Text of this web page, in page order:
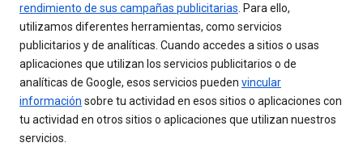
rendimiento de sus campañas publicitarias . Para ello,
utilizamos diferentes herramientas, como servicios
publicitarios y de analíticas. Cuando accedes a sitios o usas
aplicaciones que utilizan los servicios publicitarios o de
analíticas de Google, esos servicios pueden vincular
información sobre tu actividad en esos sitios o aplicaciones con
tu actividad en otros sitios o aplicaciones que utilizan nuestros
servicios.